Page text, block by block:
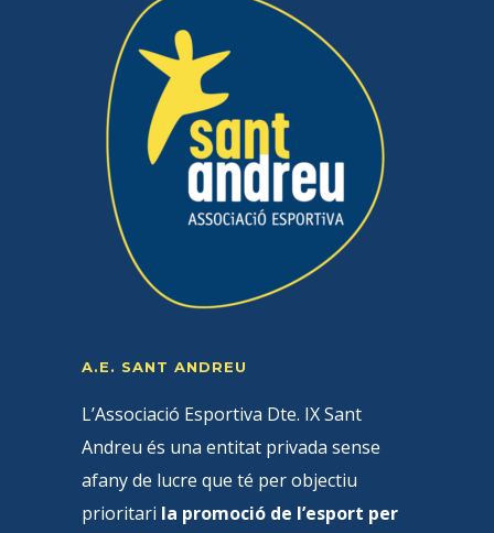
A.E. SANT ANDREU
L’Associació Esportiva Dte. IX Sant
Andreu és una entitat privada sense
afany de lucre que té per objectiu
prioritari la promoció de l’esport per